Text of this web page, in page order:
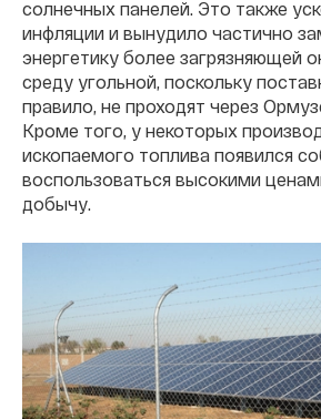
солнечных панелей. Это также
инфляции и вынудило частично
энергетику более загрязняющей
среду угольной, поскольку
правило, не проходят через
Кроме того, у некоторых
ископаемого топлива появился
воспользоваться высокими
добычу.